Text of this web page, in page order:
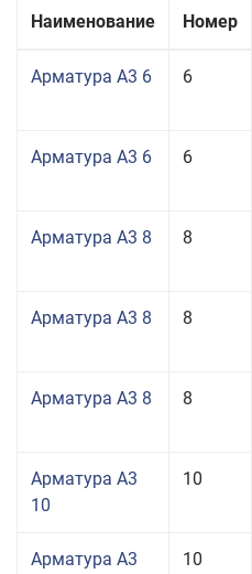
Наименование Номер
Арматура А3 6 6
Арматура А3 6 6
Арматура А3 8 8
Арматура А3 8 8
Арматура А3 8 8
Арматура А3
10
10
Арматура А3
10